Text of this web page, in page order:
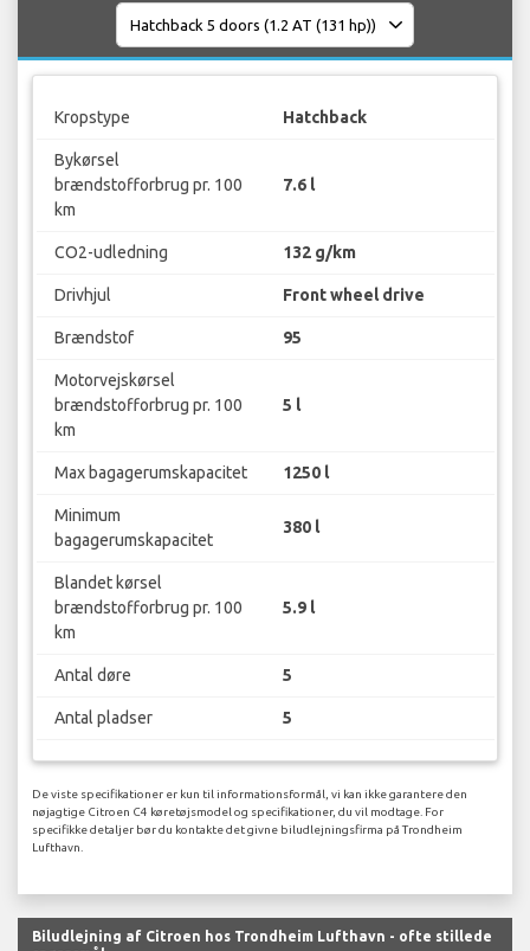
Kropstype Hatchback
Bykørsel
brændstofforbrug pr. 100
km
7.6 l
CO2-udledning 132 g/km
Drivhjul Front wheel drive
Brændstof 95
Motorvejskørsel
brændstofforbrug pr. 100
km
5 l
Max bagagerumskapacitet 1250 l
Minimum
bagagerumskapacitet
380 l
Blandet kørsel
brændstofforbrug pr. 100
km
5.9 l
Antal døre 5
Antal pladser 5
De viste specifikationer er kun til informationsformål, vi kan ikke garantere den
nøjagtige Citroen C4 køretøjsmodel og specifikationer, du vil modtage. For
specifikke detaljer bør du kontakte det givne biludlejningsfirma på Trondheim
Lufthavn.
Biludlejning af Citroen hos Trondheim Lufthavn - ofte stillede